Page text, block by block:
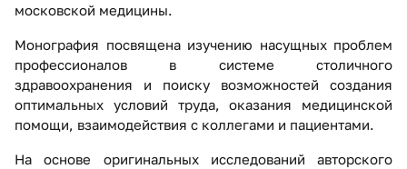
московской медицины.
Монография посвящена изучению насущных проблем
профессионалов в системе столичного
здравоохранения и поиску возможностей создания
оптимальных условий труда, оказания медицинской
помощи, взаимодействия с коллегами и пациентами.
На основе оригинальных исследований авторского